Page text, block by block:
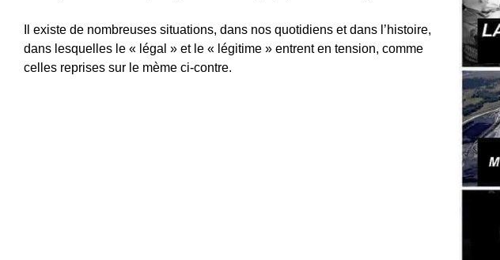
Il existe de nombreuses situations, dans nos quotidiens et dans l’histoire,
dans lesquelles le « légal » et le « légitime » entrent en tension, comme
celles reprises sur le mème ci-contre.